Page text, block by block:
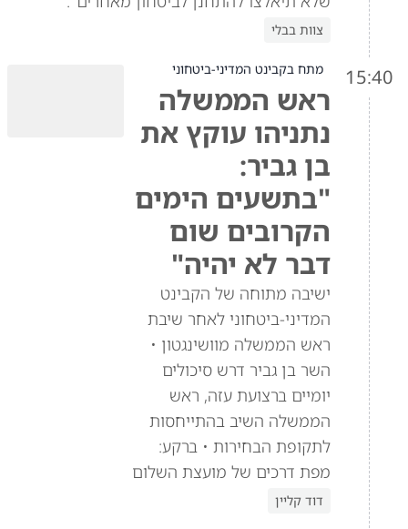
צוות בבלי
15:40 מתח בקבינט המדיני-ביטחוני
ראש הממשלה
נתניהו עוקץ את
בן גביר:
"בתשעים הימים
הקרובים שום
דבר לא יהיה"
ישיבה מתוחה של הקבינט
המדיני-ביטחוני לאחר שיבת
ראש הממשלה מוושינגטון •
השר בן גביר דרש סיכולים
יומיים ברצועת עזה, ראש
הממשלה השיב בהתייחסות
לתקופת הבחירות • ברקע:
מפת דרכים של מועצת השלום
דוד קליין